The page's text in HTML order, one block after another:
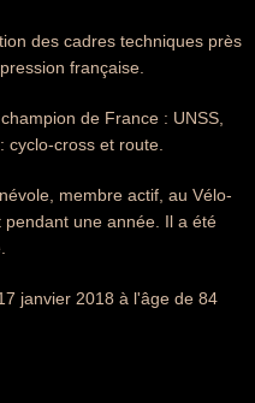
des cadres techniques près
française.
de France : UNSS,
cyclo-cross et route.
membre actif, au Vélo-
une année. Il a été
janvier 2018 à l'âge de 84